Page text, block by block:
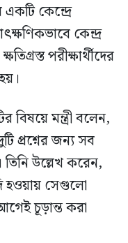
কেন্দ্রে
কেন্দ্র
পরীক্ষার্থীদের
বিষয়ে মন্ত্রী বলেন,
প্রশ্নের জন্য সব
তিনি উল্লেখ করেন,
হওয়ায় সেগুলো
চূড়ান্ত করা